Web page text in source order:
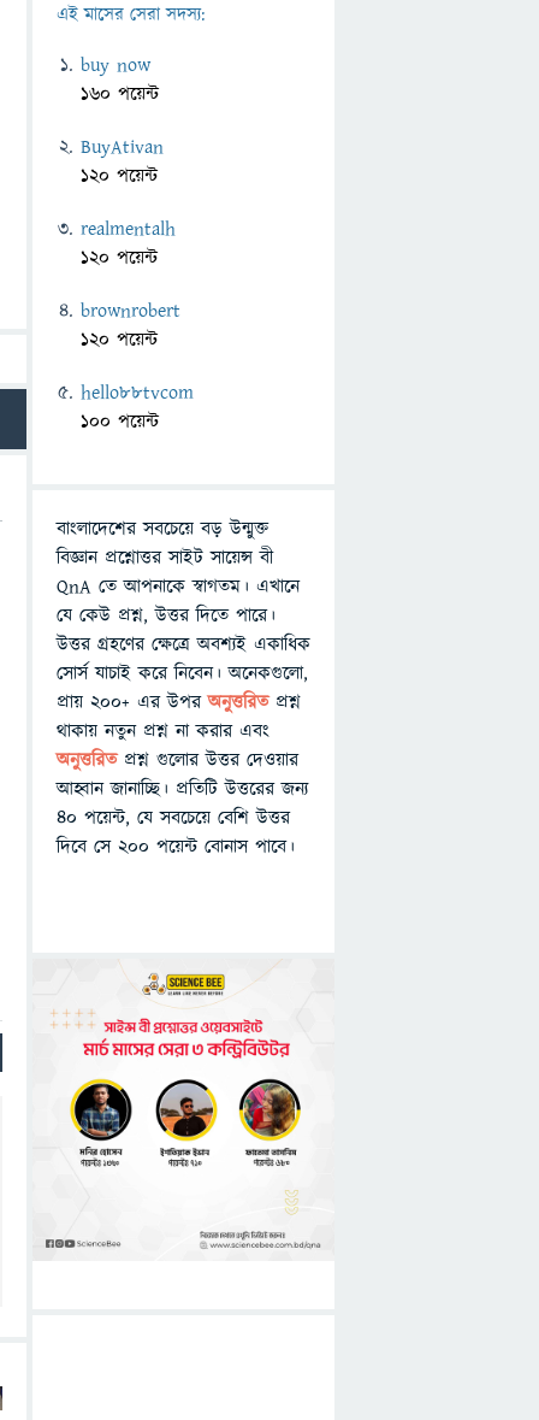
এই মাসের সেরা সদস্য:
buy now
160 পয়েন্ট
BuyAtivan
120 পয়েন্ট
realmentalh
120 পয়েন্ট
brownrobert
120 পয়েন্ট
hello88tvcom
100 পয়েন্ট
বাংলাদেশের সবচেয়ে বড় উন্মুক্ত
বিজ্ঞান প্রশ্নোত্তর সাইট সায়েন্স বী
QnA তে আপনাকে স্বাগতম। এখানে
যে কেউ প্রশ্ন, উত্তর দিতে পারে।
উত্তর গ্রহণের ক্ষেত্রে অবশ্যই একাধিক
সোর্স যাচাই করে নিবেন। অনেকগুলো,
প্রায় ২০০+ এর উপরঅনুত্তরিতপ্রশ্ন
থাকায় নতুন প্রশ্ন না করার এবং
অনুত্তরিত প্রশ্ন গুলোর উত্তর দেওয়ার
আহ্বান জানাচ্ছি। প্রতিটি উত্তরের জন্য
৪০ পয়েন্ট, যে সবচেয়ে বেশি উত্তর
দিবে সে ২০০ পয়েন্ট বোনাস পাবে।